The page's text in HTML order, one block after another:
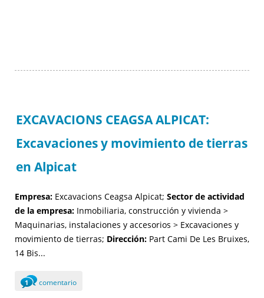
EXCAVACIONS CEAGSA ALPICAT:
Excavaciones y movimiento de tierras
en Alpicat
Empresa: Excavacions Ceagsa Alpicat; Sector de actividad
de la empresa: Inmobiliaria, construcción y vivienda >
Maquinarias, instalaciones y accesorios > Excavaciones y
movimiento de tierras; Dirección: Part Cami De Les Bruixes,
14 Bis...
1 comentario